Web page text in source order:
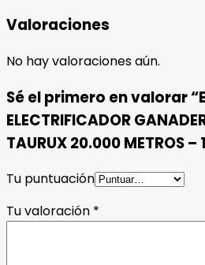
Valoraciones
No hay valoraciones aún.
Sé el primero en valorar
ELECTRIFICADOR
TAURUX 20.000 METROS –
Tu puntuación
Tu valoración *